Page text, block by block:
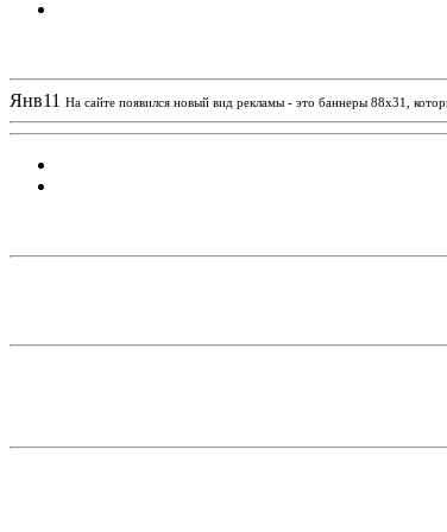
Янв11 На сайте появился новый вид рекламы - это баннеры 88х31,